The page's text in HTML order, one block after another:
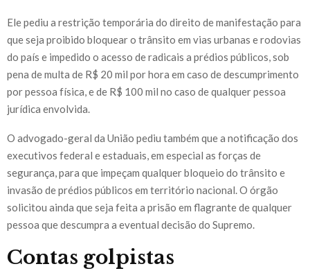
Ele pediu a restrição temporária do direito de manifestação para
que seja proibido bloquear o trânsito em vias urbanas e rodovias
do país e impedido o acesso de radicais a prédios públicos, sob
pena de multa de R$ 20 mil por hora em caso de descumprimento
por pessoa física, e de R$ 100 mil no caso de qualquer pessoa
jurídica envolvida.
O advogado-geral da União pediu também que a notificação dos
executivos federal e estaduais, em especial as forças de
segurança, para que impeçam qualquer bloqueio do trânsito e
invasão de prédios públicos em território nacional. O órgão
solicitou ainda que seja feita a prisão em flagrante de qualquer
pessoa que descumpra a eventual decisão do Supremo.
Contas golpistas